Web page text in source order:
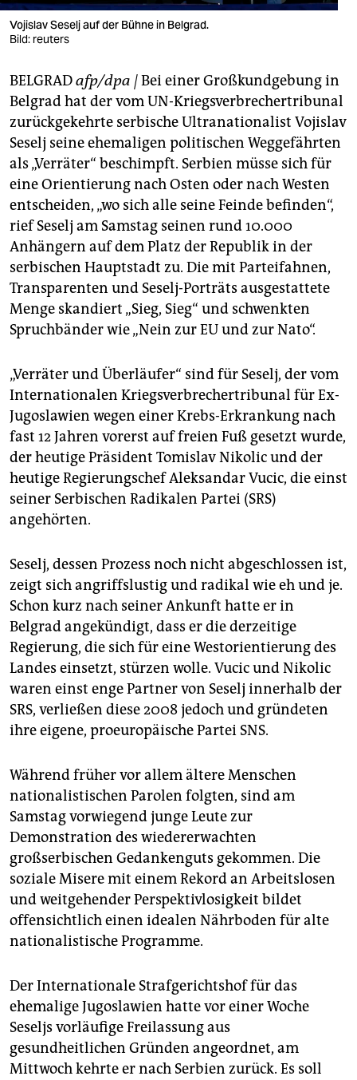
veranstaltungen
fragen & hilfe
unterstützen
abo
genossenschaft
epaper login
Vojislav Seselj auf der Bühne in Belgrad.
Bild: reuters
BELGRADafp/dpa |Bei einer Großkundgebung in
Belgrad hat der vom UN-Kriegsverbrechertribunal
zurückgekehrte serbische Ultranationalist Vojislav
Seselj seine ehemaligen politischen Weggefährten
als „Verräter“ beschimpft. Serbien müsse sich für
eine Orientierung nach Osten oder nach Westen
entscheiden, „wo sich alle seine Feinde befinden“,
rief Seselj am Samstag seinen rund 10.000
Anhängern auf dem Platz der Republik in der
serbischen Hauptstadt zu. Die mit Parteifahnen,
Transparenten und Seselj-Porträts ausgestattete
Menge skandiert „Sieg, Sieg“ und schwenkten
Spruchbänder wie „Nein zur EU und zur Nato“.
„Verräter und Überläufer“ sind für Seselj, der vom
Internationalen Kriegsverbrechertribunal für Ex-
Jugoslawien wegen einer Krebs-Erkrankung nach
fast 12 Jahren vorerst auf freien Fuß gesetzt wurde,
der heutige Präsident Tomislav Nikolic und der
heutige Regierungschef Aleksandar Vucic, die einst
seiner Serbischen Radikalen Partei (SRS)
angehörten.
Seselj, dessen Prozess noch nicht abgeschlossen ist,
zeigt sich angriffslustig und radikal wie eh und je.
Schon kurz nach seiner Ankunft hatte er in
Belgrad angekündigt, dass er die derzeitige
Regierung, die sich für eine Westorientierung des
Landes einsetzt, stürzen wolle. Vucic und Nikolic
waren einst enge Partner von Seselj innerhalb der
SRS, verließen diese 2008 jedoch und gründeten
ihre eigene, proeuropäische Partei SNS.
Während früher vor allem ältere Menschen
nationalistischen Parolen folgten, sind am
Samstag vorwiegend junge Leute zur
Demonstration des wiedererwachten
großserbischen Gedankenguts gekommen. Die
soziale Misere mit einem Rekord an Arbeitslosen
und weitgehender Perspektivlosigkeit bildet
offensichtlich einen idealen Nährboden für alte
nationalistische Programme.
Der Internationale Strafgerichtshof für das
ehemalige Jugoslawien hatte vor einer Woche
Seseljs vorläufige Freilassung aus
gesundheitlichen Gründen angeordnet, am
Mittwoch kehrte er nach Serbien zurück. Es soll